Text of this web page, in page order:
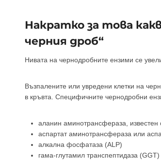
Накратко за това
черния дроб“
Нивата на чернодробните ензими се
Възпалените или увредени клетки на
в кръвта. Специфичните чернодробни
аланин аминотрансфераза,
аспартат аминотрансфераза или
алкална фосфатаза (ALP)
гама-глутамил транспептидаза (GGT)